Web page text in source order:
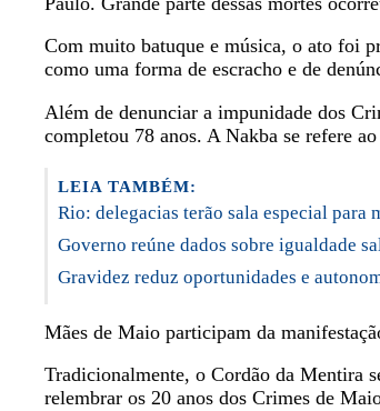
Com muito batuque e música, o ato foi
como uma forma de escracho e de
Além de denunciar a impunidade dos
completou 78 anos. A Nakba se refere
LEIA TAMBÉM:
Rio: delegacias terão sala especial para
Governo reúne dados sobre igualdade
Gravidez reduz oportunidades e
Mães de Maio participam da
Tradicionalmente, o Cordão da Mentira
relembrar os 20 anos dos Crimes de